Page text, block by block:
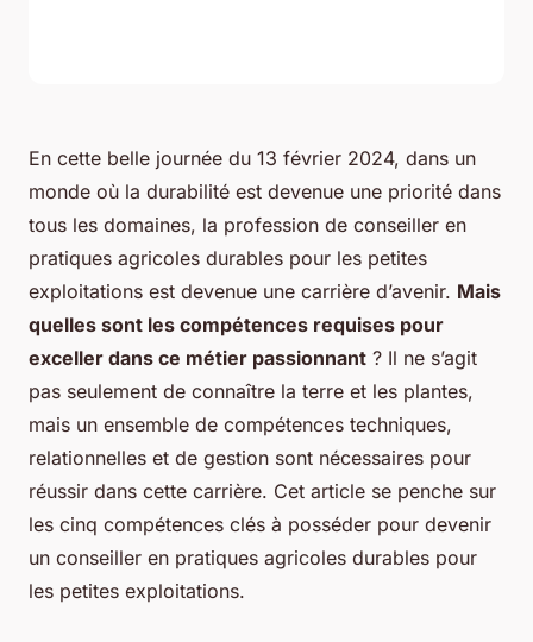
En cette belle journée du 13 février 2024, dans un
monde où la durabilité est devenue une priorité dans
tous les domaines, la profession de conseiller en
pratiques agricoles durables pour les petites
exploitations est devenue une carrière d’avenir. Mais
quelles sont les compétences requises pour
exceller dans ce métier passionnant ? Il ne s’agit
pas seulement de connaître la terre et les plantes,
mais un ensemble de compétences techniques,
relationnelles et de gestion sont nécessaires pour
réussir dans cette carrière. Cet article se penche sur
les cinq compétences clés à posséder pour devenir
un conseiller en pratiques agricoles durables pour
les petites exploitations.